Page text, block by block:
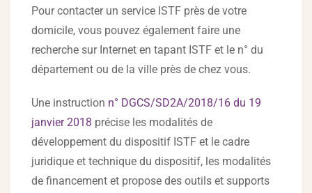
Pour contacter un service ISTF près de votre
domicile, vous pouvez également faire une
recherche sur Internet en tapant ISTF et le n° du
département ou de la ville près de chez vous.
Une instruction n° DGCS/SD2A/2018/16 du 19
janvier 2018 précise les modalités de
développement du dispositif ISTF et le cadre
juridique et technique du dispositif, les modalités
de financement et propose des outils et supports